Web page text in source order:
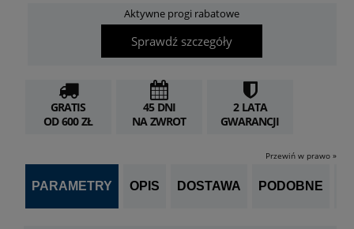
Aktywne progi rabatowe
Sprawdź szczegóły
GRATIS
OD 600 ZŁ
45 DNI
NA ZWROT
2 LATA
GWARANCJI
Przewiń w prawo »
PARAMETRY OPIS DOSTAWA PODOBNE